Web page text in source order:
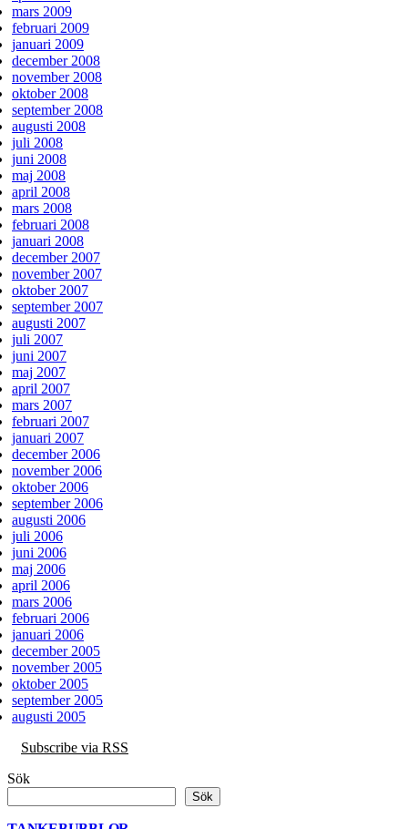
mars 2009
februari 2009
januari 2009
december 2008
november 2008
oktober 2008
september 2008
augusti 2008
juli 2008
juni 2008
maj 2008
april 2008
mars 2008
februari 2008
januari 2008
december 2007
november 2007
oktober 2007
september 2007
augusti 2007
juli 2007
juni 2007
maj 2007
april 2007
mars 2007
februari 2007
januari 2007
december 2006
november 2006
oktober 2006
september 2006
augusti 2006
juli 2006
juni 2006
maj 2006
april 2006
mars 2006
februari 2006
januari 2006
december 2005
november 2005
oktober 2005
september 2005
augusti 2005
Subscribe via RSS
Sök
Sök